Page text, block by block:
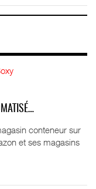
conteneur sur
et ses magasins